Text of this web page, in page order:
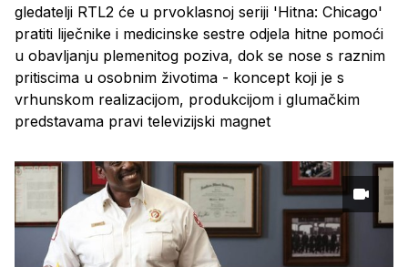
gledatelji RTL2 će u prvoklasnoj seriji 'Hitna: Chicago'
pratiti liječnike i medicinske sestre odjela hitne pomoći
u obavljanju plemenitog poziva, dok se nose s raznim
pritiscima u osobnim životima - koncept koji je s
vrhunskom realizacijom, produkcijom i glumačkim
predstavama pravi televizijski magnet